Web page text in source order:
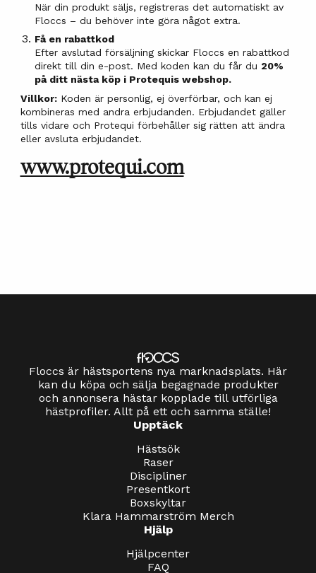
När din produkt säljs, registreras det automatiskt av
Floccs – du behöver inte göra något extra.
Få en rabattkod
Efter avslutad försäljning skickar Floccs en rabattkod
direkt till din e-post. Med koden kan du får du 20%
på ditt nästa köp i Protequis webshop.
Villkor:Koden är personlig, ej överförbar, och kan ej
kombineras med andra erbjudanden. Erbjudandet gäller
tills vidare och Protequi förbehåller sig rätten att ändra
eller avsluta erbjudandet.
www.protequi.com
Floccs är hästsportens nya marknadsplats. Här
kan du köpa och sälja begagnade produkter
och annonsera hästar kopplade till utförliga
hästprofiler. Allt på ett och samma ställe!
Upptäck
Hästsök
Raser
Discipliner
Presentkort
Boxskyltar
Klara Hammarström Merch
Hjälp
Hjälpcenter
FAQ